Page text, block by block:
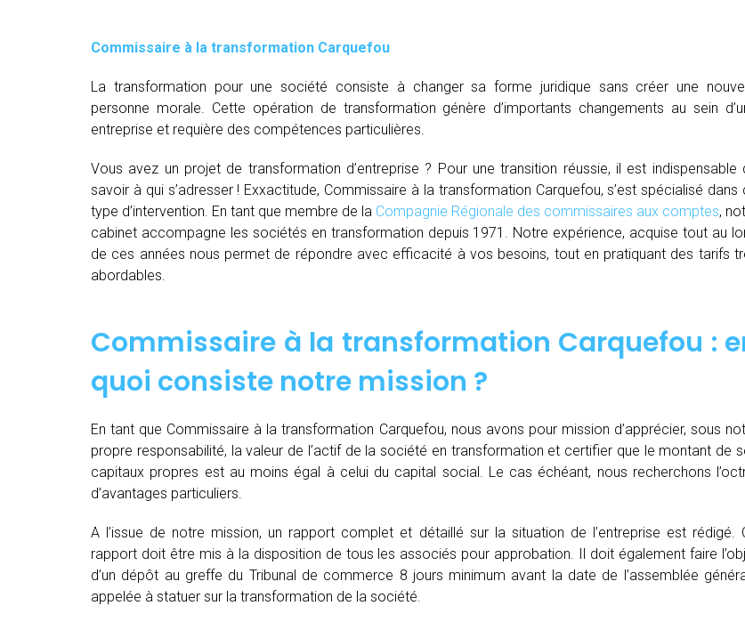
Commissaire à la transformation Carquefou
La transformation pour une société consiste à changer sa forme juridique sans créer une
personne morale. Cette opération de transformation génère d’importants changements au sein
entreprise et requière des compétences particulières.
Vous avez un projet de transformation d’entreprise ? Pour une transition réussie, il est indispensable
savoir à qui s’adresser ! Exxactitude, Commissaire à la transformation Carquefou, s’est spécialisé dans
type d’intervention. En tant que membre de la Compagnie Régionale des commissaires aux comptes,
cabinet accompagne les sociétés en transformation depuis 1971. Notre expérience, acquise tout au
de ces années nous permet de répondre avec efficacité à vos besoins, tout en pratiquant des tarifs
abordables.
Commissaire à la transformation Carquefou :
quoi consiste notre mission ?
En tant que Commissaire à la transformation Carquefou, nous avons pour mission d’apprécier, sous
propre responsabilité, la valeur de l’actif de la société en transformation et certifier que le montant de
capitaux propres est au moins égal à celui du capital social. Le cas échéant, nous recherchons
d’avantages particuliers.
A l’issue de notre mission, un rapport complet et détaillé sur la situation de l’entreprise est rédigé.
rapport doit être mis à la disposition de tous les associés pour approbation. Il doit également faire
d’un dépôt au greffe du Tribunal de commerce 8 jours minimum avant la date de l’assemblée
appelée à statuer sur la transformation de la société.